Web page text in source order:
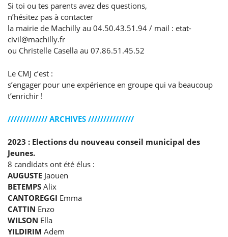
Si toi ou tes parents avez des questions,
n’hésitez pas à contacter
la mairie de Machilly au 04.50.43.51.94 / mail : etat-
civil@machilly.fr
ou Christelle Casella au 07.86.51.45.52
Le CMJ c’est :
s’engager pour une expérience en groupe qui va beaucoup
t’enrichir !
///////////// ARCHIVES ///////////////
2023 : Elections du nouveau conseil municipal des
Jeunes.
8 candidats ont été élus :
AUGUSTE Jaouen
BETEMPS Alix
CANTOREGGI Emma
CATTIN Enzo
WILSON Ella
YILDIRIM Adem